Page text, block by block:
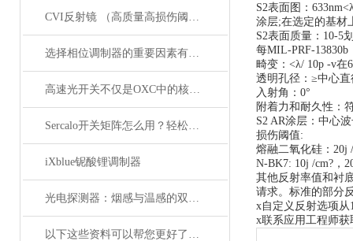
CVI反射镜 （高质量高损伤阈值反射镜）产品介绍
选择相位调制器的重要因素有哪些？你清楚吗？
高速光开关不仅是OXC中的核心器件，它还广泛应用于这些领域
Sercalo开关矩阵怎么用？轻松实现光路智能切换
iXblue铌酸锂调制器
光电探测器：烟感与温感的双重角色
以下这些资料可以帮您更好了解偏振分析仪
S2表面图：
涂层;在选定的基材
S2表面质量：10-5
每MIL-PRF-
畸变：<λ/ 10p -v在
透明孔径：≥中心直
入射角：0°
附着力和耐久性：
S2 AR涂层：中心
损伤阈值:
熔融二氧化硅：20j
N-BK7: 10j /cm?，
其他反射率值和衬
请求。标准的部分
x自定义反射选项
x联系应用工程师获